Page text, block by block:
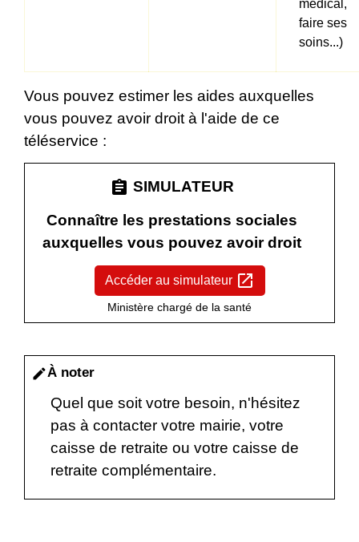
médical,
faire ses
soins...)
Vous pouvez estimer les aides auxquelles
vous pouvez avoir droit à l'aide de ce
téléservice :
assignment SIMULATEUR
Connaître les prestations sociales
auxquelles vous pouvez avoir droit
Accéder au simulateur open_in_new
Ministère chargé de la santé
editÀ noter
Quel que soit votre besoin, n'hésitez
pas à contacter votre mairie, votre
caisse de retraite ou votre caisse de
retraite complémentaire.